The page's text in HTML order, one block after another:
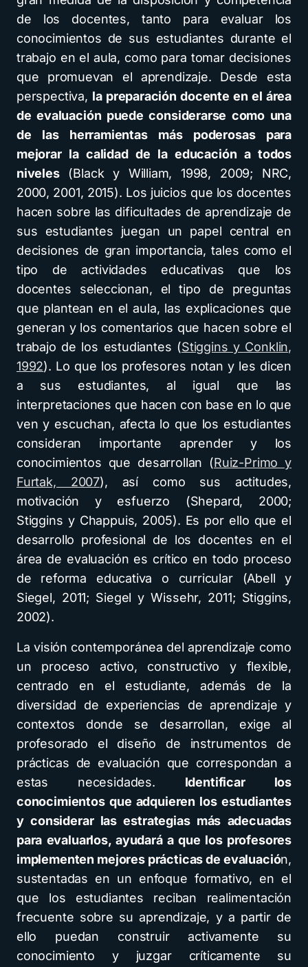
de los docentes, tanto para evaluar los
conocimientos de sus estudiantes durante el
trabajo en el aula, como para tomar decisiones
que promuevan el aprendizaje. Desde esta
perspectiva, la preparación docente en el área
de evaluación puede considerarse como una
de las herramientas más poderosas para
mejorar la calidad de la educación a todos
niveles(Black y William, 1998, 2009; NRC,
2000, 2001, 2015). Los juicios que los docentes
hacen sobre las dificultades de aprendizaje de
sus estudiantes juegan un papel central en
decisiones de gran importancia, tales como el
tipo de actividades educativas que los
docentes seleccionan, el tipo de preguntas
que plantean en el aula, las explicaciones que
generan y los comentarios que hacen sobre el
trabajo de los estudiantes (Stiggins y Conklin,
1992). Lo que los profesores notan y les dicen
a sus estudiantes, al igual que las
interpretaciones que hacen con base en lo que
ven y escuchan, afecta lo que los estudiantes
consideran importante aprender y los
conocimientos que desarrollan (Ruiz-Primo y
Furtak, 2007), así como sus actitudes,
motivación y esfuerzo (Shepard, 2000;
Stiggins y Chappuis, 2005). Es por ello que el
desarrollo profesional de los docentes en el
área de evaluación es crítico en todo proceso
de reforma educativa o curricular (Abell y
Siegel, 2011; Siegel y Wissehr, 2011; Stiggins,
2002).
La visión contemporánea del aprendizaje como
un proceso activo, constructivo y flexible,
centrado en el estudiante, además de la
diversidad de experiencias de aprendizaje y
contextos donde se desarrollan, exige al
profesorado el diseño de instrumentos de
prácticas de evaluación que correspondan a
estas necesidades. Identificar los
conocimientos que adquieren los estudiantes
y considerar las estrategias más adecuadas
para evaluarlos, ayudará a que los profesores
implementen mejores prácticas de evaluación,
sustentadas en un enfoque formativo, en el
que los estudiantes reciban realimentación
frecuente sobre su aprendizaje, y a partir de
ello puedan construir activamente su
conocimiento y juzgar críticamente su